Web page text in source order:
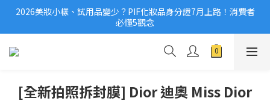
2026美妝小樣、試用品變少？PIF化妝品身分證7月上路！消費者
必懂5觀念
必懂5觀念
[全新拍照拆封膜] Dior 迪奧 Miss Dior